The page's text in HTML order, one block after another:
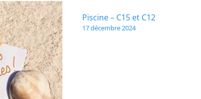
Navigation
Piscine – C15 et C12
17 décembre 2024